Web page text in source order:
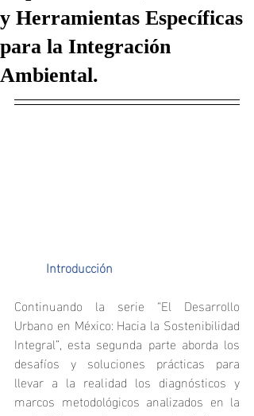
y Herramientas Específicas
para la Integración
Ambiental.
	Introducción
Continuando la serie “El Desarrollo
Urbano en México: Hacia la Sostenibilidad
Integral”, esta segunda parte aborda los
desafíos y soluciones prácticas para
llevar a la realidad los diagnósticos y
marcos metodológicos analizados en la